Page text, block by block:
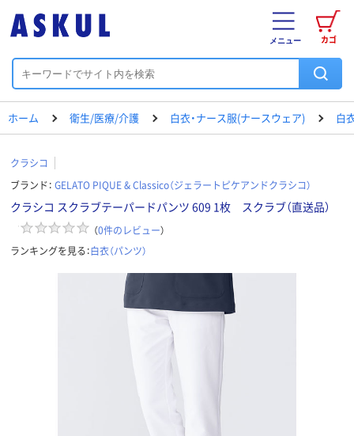
カゴ
メニュー
ホーム 衛生/医療/介護 白衣・ナース服(ナースウェア) 白
クラシコ
ブランド： GELATO PIQUE & Classico（ジェラートピケアンドクラシコ）
クラシコ スクラブテーパードパンツ 609 1枚 スクラブ（直送品）
（0件のレビュー）
ランキングを見る：白衣（パンツ）